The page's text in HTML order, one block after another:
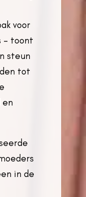
voor
– toont
steun
tot
in de